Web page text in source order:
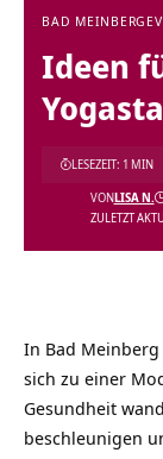
BAD MEINBERG
Ideen
ZULETZT
VONLISA N.
LESEZEIT: 1 MIN
In Bad Meinberg
sich zu einer
Gesundheit
beschleunigen